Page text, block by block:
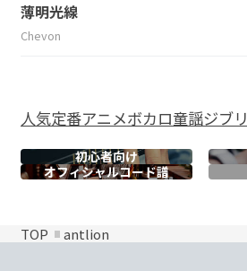
薄明光線
Chevon
人気定番アニメボカロ童謡ジブリ
初心者向け
オフィシャルコード譜
TOP antlion